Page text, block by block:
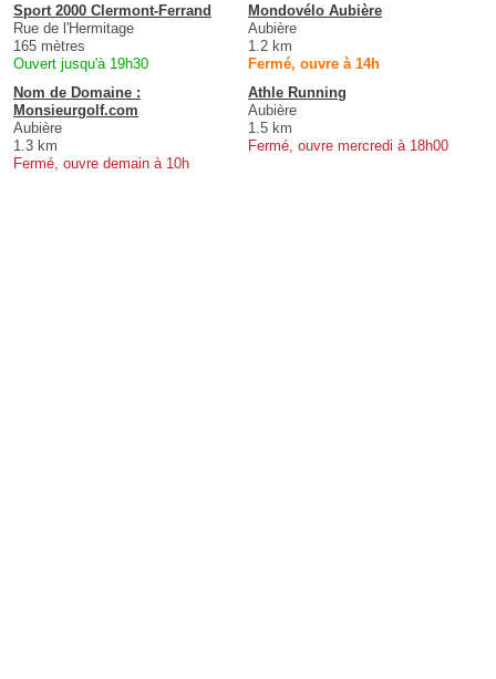
Sport 2000 Clermont-Ferrand
Rue de l'Hermitage
165 mètres
Ouvert jusqu'à 19h30
Mondovélo Aubière
Aubière
1.2 km
Fermé, ouvre à 14h
Nom de Domaine :
Monsieurgolf.com
Aubière
1.3 km
Fermé, ouvre demain à 10h
Athle Running
Aubière
1.5 km
Fermé, ouvre mercredi à 18h00